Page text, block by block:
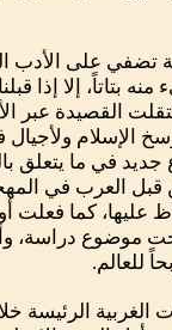
تضفي على الأدب
بتاتاً، إلا إذا
القصيدة عبر
الإسلام ولأجيال
في ما يتعلق
قبل العرب في
كما فعلت
موضوع دراسة،
للعالم.
الغربية الرئيسة